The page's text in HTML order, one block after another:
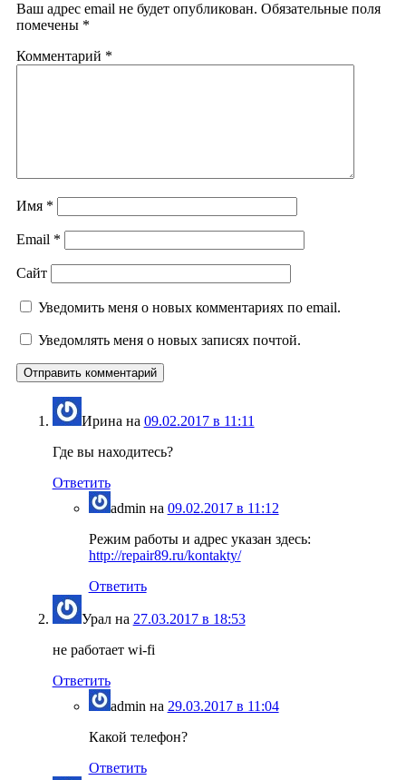
Ваш адрес email не будет опубликован. Обязательные поля
помечены *
Комментарий *
Имя *
Email *
Сайт
Уведомить меня о новых комментариях по email.
Уведомлять меня о новых записях почтой.
Ирина на 09.02.2017 в 11:11
Где вы находитесь?
Ответить
admin на 09.02.2017 в 11:12
Режим работы и адрес указан здесь:
http://repair89.ru/kontakty/
Ответить
Урална 27.03.2017 в 18:53
не работает wi-fi
Ответить
admin на 29.03.2017 в 11:04
Какой телефон?
Ответить